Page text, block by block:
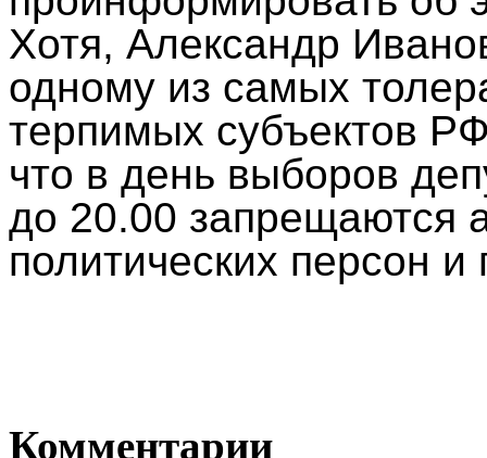
Хотя, Александр
одному из самых
терпимых субъектов
что в день выборов
до 20.00 запрещаются
политических персон и
Комментарии